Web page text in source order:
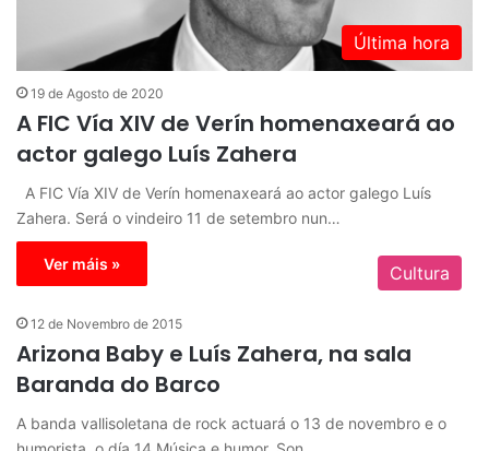
Última hora
19 de Agosto de 2020
A FIC Vía XIV de Verín homenaxeará ao
actor galego Luís Zahera
A FIC Vía XIV de Verín homenaxeará ao actor galego Luís
Zahera. Será o vindeiro 11 de setembro nun…
Ver máis » Cultura
12 de Novembro de 2015
Arizona Baby e Luís Zahera, na sala
Baranda do Barco
A banda vallisoletana de rock actuará o 13 de novembro e o